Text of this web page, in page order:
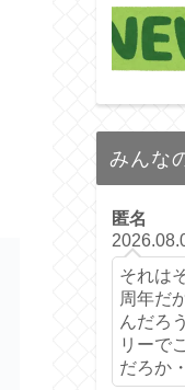
みんな
匿名
それは
周年だ
んだろ
リーで
だろか